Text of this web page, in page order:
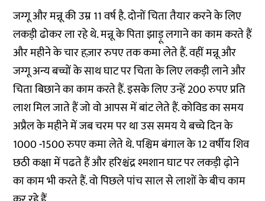
जग्गू और मन्नू की उम्र 11 वर्ष है. दोनों चिता तैयार करने के लिए
लकड़ी ढोकर ला रहे थे. मन्नू के पिता झाड़ू लगाने का काम करते हैं
और महीने के चार हज़ार रुपए तक कमा लेते हैं. वहीं मन्नू और
जग्गू अन्य बच्चों के साथ घाट पर चिता के लिए लकड़ी लाने और
चिता बिछाने का काम करते हैं. इसके लिए उन्हें 200 रुपए प्रति
लाश मिल जाते हैं जो वो आपस में बांट लेते हैं. कोविड का समय
अप्रैल के महीने में जब चरम पर था उस समय ये बच्चे दिन के
1000 -1500 रुपए कमा लेते थे. पश्चिम बंगाल के 12 वर्षीय शिव
छठी कक्षा में पढते हैं और हरिश्चंद्र श्मशान घाट पर लकड़ी ढ़ोने
का काम भी करते हैं. वो पिछले पांच साल से लाशों के बीच काम